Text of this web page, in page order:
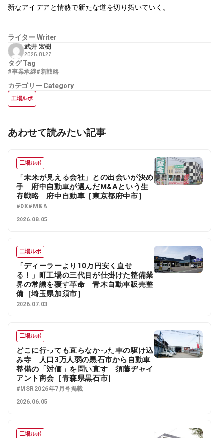
新なアイデアと情熱で新たな道を切り拓いていく。
ライターWriter
武井 宏樹
2026.01.27
タグTag
#事業承継#新戦略
カテゴリー Category
工場ルポ
あわせて読みたい記事
工場ルポ
「未来が見える会社」との出会いが決め
手 府中自動車が選んだM&Aという生
存戦略 府中自動車［東京都府中市］
#DX#M&A
2026.08.05
工場ルポ
「ディーラーより10万円安く直せ
る！」町工場の三代目が仕掛けた整備業
界の常識を覆す革命 青木自動車販売整
備［埼玉県加須市］
2026.07.03
工場ルポ
どこに行っても直らなかった車の駆け込
み寺 人口3万人弱の黒石市から自動車
整備の「対価」を問い直す 須藤ヂャイ
アント商会［青森県黒石市］
#MSR2026年7月号掲載
2026.06.05
工場ルポ